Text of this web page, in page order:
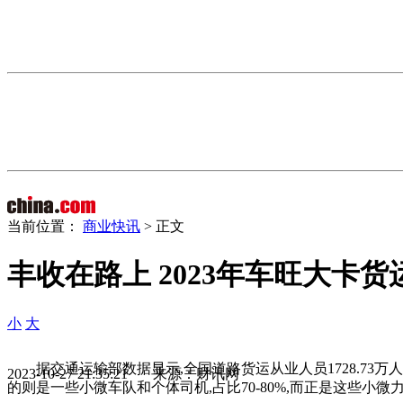
当前位置： 商业快讯 > 正文
丰收在路上 2023年车旺大卡
小 大
2023-10-27 21:35:21 来源：财讯网
据交通运输部数据显示,全国道路货运从业人员1728.73万
的则是一些小微车队和个体司机,占比70-80%,而正是这些小